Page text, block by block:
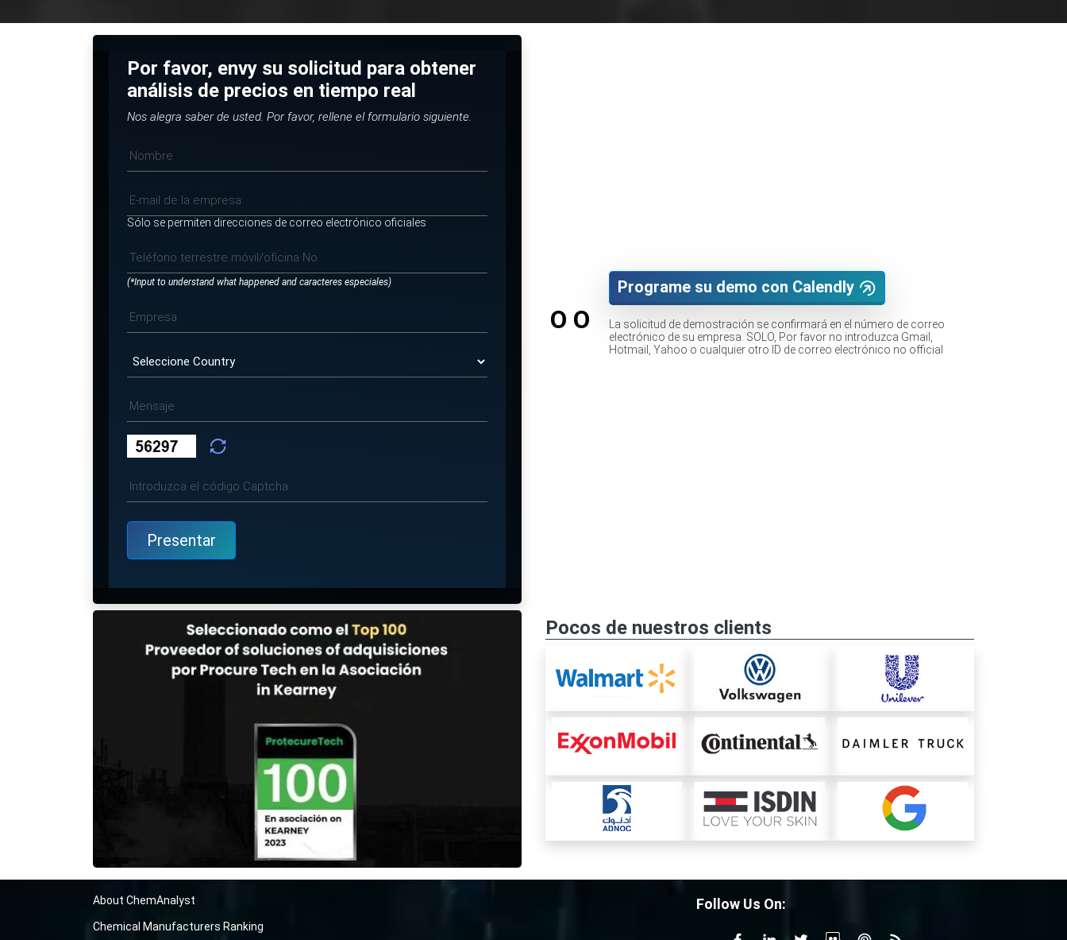
Por favor, envy su solicitud para obtener
análisis de precios en tiempo real
Nos alegra saber de usted. Por favor, rellene el formulario siguiente.
Sólo se permiten direcciones de correo electrónico oficiales
(*Input to understand what happened and caracteres especiales)
O O
Programe su demo con Calendly
La solicitud de demostración se confirmará en el número de correo
electrónico de su empresa. SOLO, Por favor no introduzca Gmail,
Hotmail, Yahoo o cualquier otro ID de correo electrónico no official
Pocos de nuestros clients
About ChemAnalyst
Chemical Manufacturers Ranking
Follow Us On: